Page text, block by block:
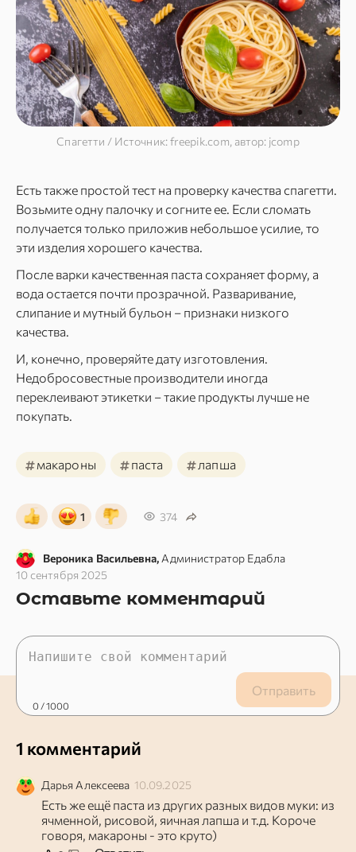
Спагетти / Источник: freepik.com, автор: jcomp
Есть также простой тест на проверку качества спагетти.
Возьмите одну палочку и согните ее. Если сломать
получается только приложив небольшое усилие, то
эти изделия хорошего качества.
После варки качественная паста сохраняет форму, а
вода остается почти прозрачной. Разваривание,
слипание и мутный бульон – признаки низкого
качества.
И, конечно, проверяйте дату изготовления.
Недобросовестные производители иногда
переклеивают этикетки – такие продукты лучше не
покупать.
#макароны #паста #лапша
1 374
Вероника Васильевна, Администратор Едабла
10 сентября 2025
Оставьте комментарий
Отправить
0 / 1000
1 комментарий
Дарья Алексеева 10.09.2025
Есть же ещё паста из других разных видов муки: из
ячменной, рисовой, яичная лапша и т.д. Короче
говоря, макароны - это круто)